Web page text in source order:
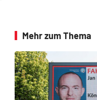
Mehr zum Thema